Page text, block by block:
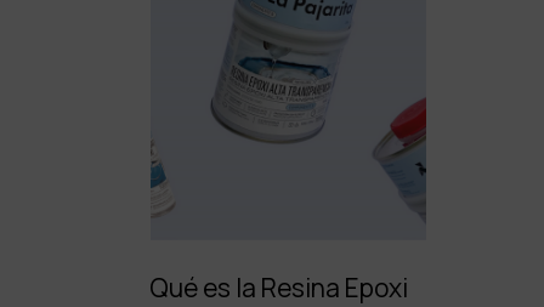
Qué es la Resina Epoxi